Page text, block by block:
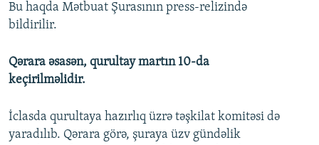
Bu haqda Mətbuat Şurasının press-relizində
bildirilir.
Qərara əsasən, qurultay martın 10-da
keçirilməlidir.
İclasda qurultaya hazırlıq üzrə təşkilat komitəsi də
yaradılıb. Qərara görə, şuraya üzv gündəlik